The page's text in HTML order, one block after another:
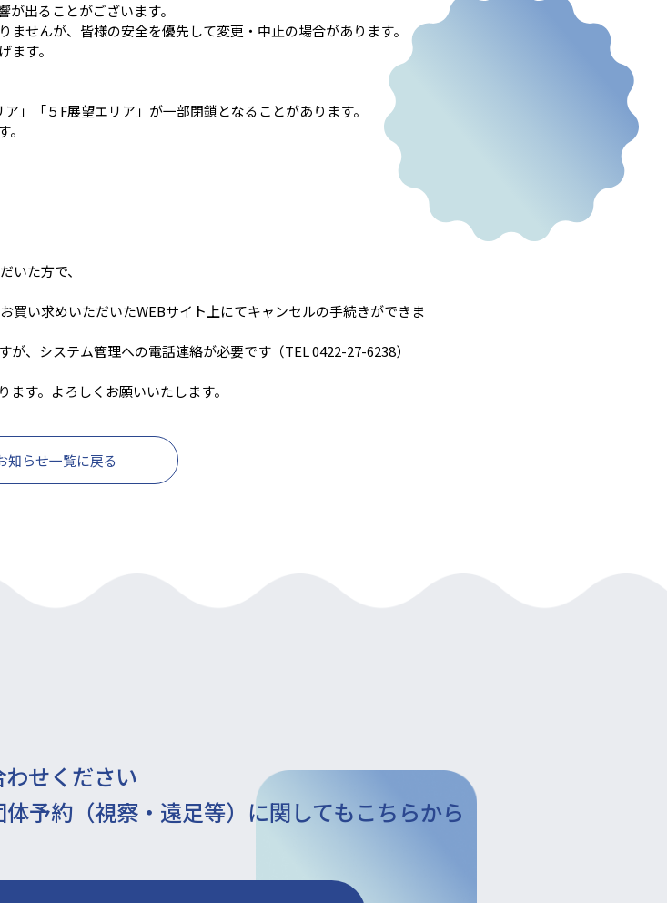
出ることがございます。
せんが、皆様の安全を優先して変更・中止の場合があります。
ます。
」「５F展望エリア」が一部閉鎖となることがあります。
いた方で、
買い求めいただいたWEBサイト上にてキャンセルの手続きができま
、システム管理への電話連絡が必要です（TEL 0422-27-6238）
す。よろしくお願いいたします。
知らせ一覧に戻る
せください
予約（視察・遠足等）に関してもこちらから